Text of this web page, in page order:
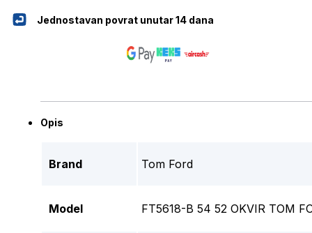
Jednostavan povrat unutar 14 dana
Opis
Brand Tom Ford
Model FT5618-B 54 52 OKVIR TOM